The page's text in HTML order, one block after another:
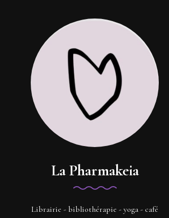
La Pharmakeia
Librairie - bibliothérapie - yoga - café